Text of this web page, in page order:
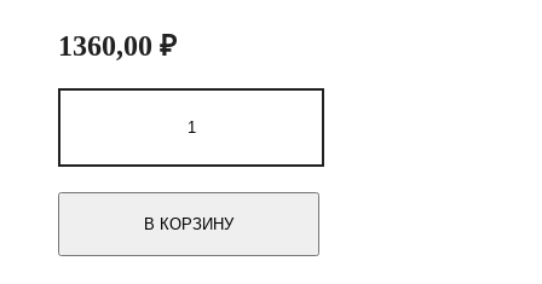
1360,00 ₽
товара
SCSI
25
-
В КОРЗИНУ